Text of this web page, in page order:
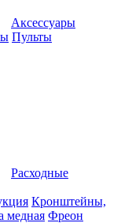
Аксессуары
Пульты
Расходные
Кронштейны,
медная Фреон